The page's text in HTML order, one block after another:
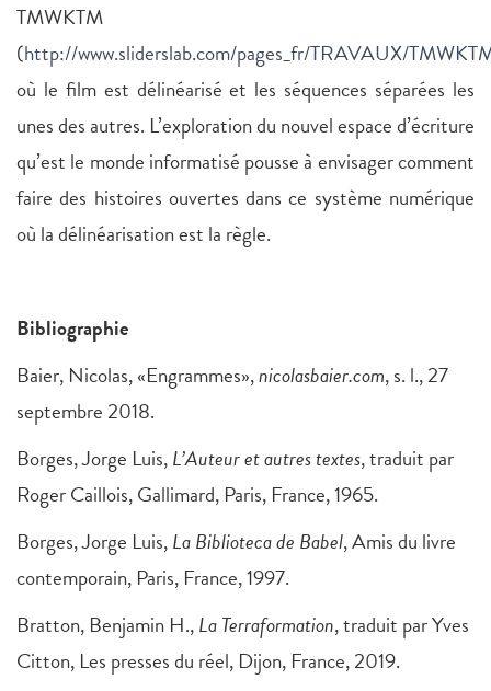
TMWKTM
(http://www.sliderslab.com/pages_fr/TRAVAUX/
où le film est délinéarisé et les séquences séparées les
unes des autres. L’exploration du nouvel espace d’écriture
qu’est le monde informatisé pousse à envisager comment
faire des histoires ouvertes dans ce système numérique
où la délinéarisation est la règle.
Bibliographie
Baier, Nicolas, «Engrammes»,nicolasbaier.com, s. l., 27
septembre 2018.
Borges, Jorge Luis,L’Auteur et autres textes, traduit par
Roger Caillois, Gallimard, Paris, France, 1965.
Borges, Jorge Luis,La Biblioteca de Babel, Amis du livre
contemporain, Paris, France, 1997.
Bratton, Benjamin H.,La Terraformation, traduit par Yves
Citton, Les presses du réel, Dijon, France, 2019.